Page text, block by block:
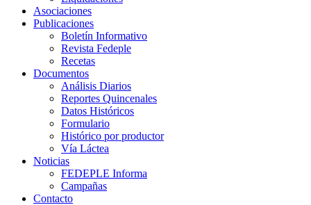
Asociaciones
Publicaciones
Boletín Informativo
Revista Fedeple
Recetas
Documentos
Análisis Diarios
Reportes Quincenales
Datos Históricos
Formulario
Histórico por productor
Vía Láctea
Noticias
FEDEPLE Informa
Campañas
Contacto